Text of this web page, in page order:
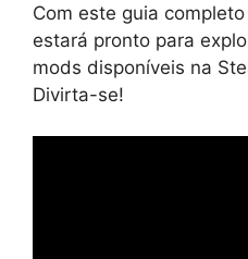
Com este guia
estará pronto para
mods disponíveis na
Divirta-se!